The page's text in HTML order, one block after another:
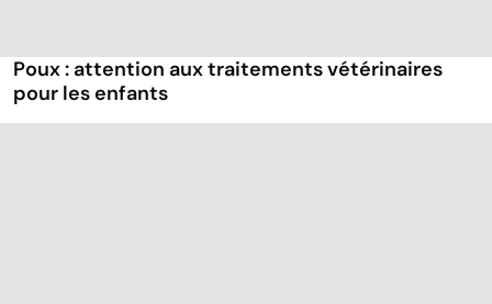
Poux : attention aux traitements vétérinaires
pour les enfants